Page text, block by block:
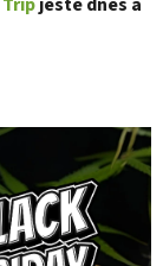
Tripještě dnes a